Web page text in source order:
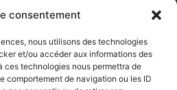
consentement
nous utilisons des technologies
et/ou accéder aux informations des
ces technologies nous permettra de
comportement de navigation ou les ID